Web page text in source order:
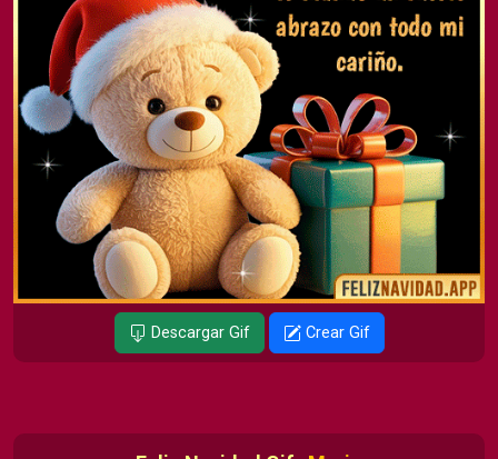
Descargar Gif Crear Gif